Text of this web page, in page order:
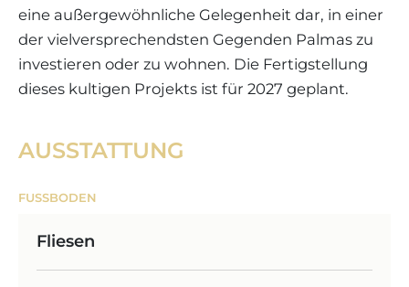
eine außergewöhnliche Gelegenheit dar, in einer
der vielversprechendsten Gegenden Palmas zu
investieren oder zu wohnen. Die Fertigstellung
dieses kultigen Projekts ist für 2027 geplant.
AUSSTATTUNG
FUSSBODEN
Fliesen